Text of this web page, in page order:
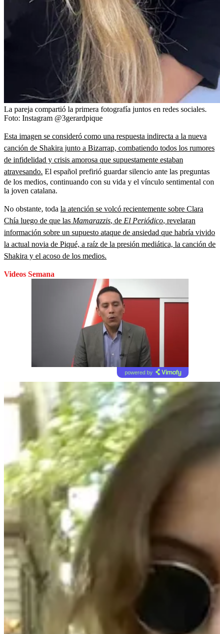
La pareja compartió la primera fotografía juntos en redes sociales.
Foto: Instagram @3gerardpique
Esta imagen se consideró como una respuesta indirecta a la nueva
canción de Shakira junto a Bizarrap, combatiendo todos los rumores
de infidelidad y crisis amorosa que supuestamente estaban
atravesando. El español prefirió guardar silencio ante las preguntas
de los medios, continuando con su vida y el vínculo sentimental con
la joven catalana.
No obstante, toda la atención se volcó recientemente sobre Clara
Chía luego de que las Mamarazzis, de El Periódico, revelaran
información sobre un supuesto ataque de ansiedad que habría vivido
la actual novia de Piqué, a raíz de la presión mediática, la canción de
Shakira y el acoso de los medios.
Videos Semana
powered by